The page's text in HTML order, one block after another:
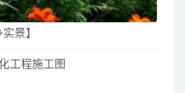
景】
工程施工图